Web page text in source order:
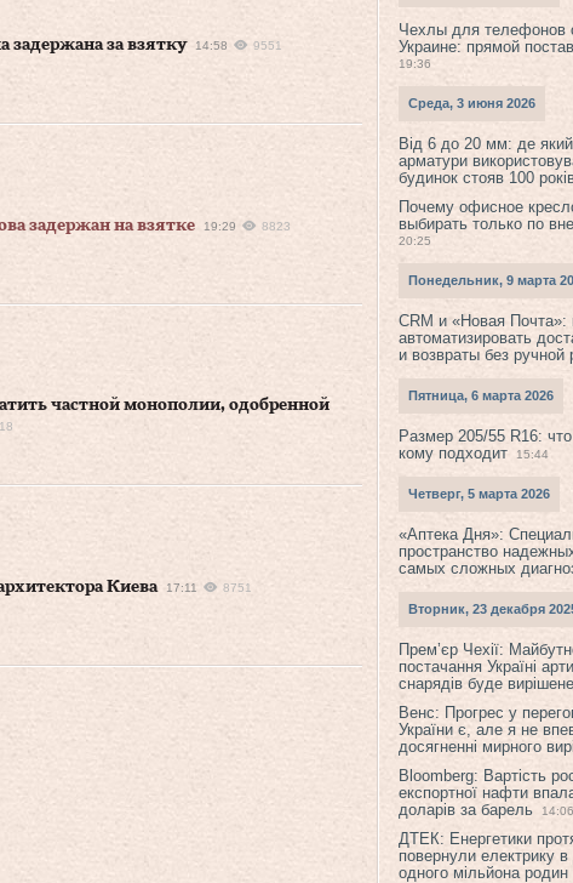
задержана за взятку
14:58 9551
задержан на взятке
19:29 8823
частной монополии, одобренной
Киева
17:11 8751
Чехлы для телефонов
Украине: прямой
19:36
Среда, 3 июня 2026
Від 6 до 20 мм: де
арматури
будинок стояв 100
Почему офисное
выбирать только по
20:25
Понедельник, 9 марта
CRM и «Новая Почта»:
автоматизировать
и возвраты без ручной
Пятница, 6 марта 2026
Размер 205/55 R16:
кому подходит
15:44
Четверг, 5 марта 2026
«Аптека Дня»:
пространство
самых сложных
Вторник, 23 декабря
Прем’єр Чехії:
постачання Україні
снарядів буде вирішене
Венс: Прогрес у
України є, але я не
досягненні мирного
Bloomberg: Вартість
експортної нафти
доларів за барель
14:06
ДТЕК: Енергетики
повернули електрику
одного мільйона родин